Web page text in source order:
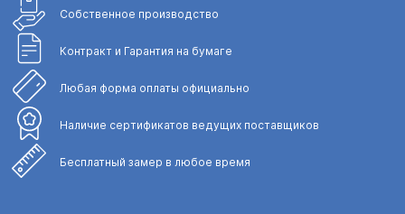
Собственное производство
Контракт и Гарантия на бумаге
Любая форма оплаты официально
Наличие сертификатов ведущих поставщиков
Бесплатный замер в любое время